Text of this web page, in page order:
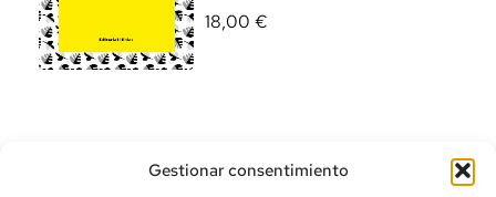
Gestionar consentimiento
18,00 €